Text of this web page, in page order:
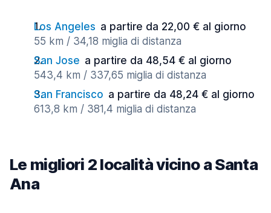
Los Angeles a partire da 22,00 € al giorno
55 km / 34,18 miglia di distanza
San Jose a partire da 48,54 € al giorno
543,4 km / 337,65 miglia di distanza
San Francisco a partire da 48,24 € al giorno
613,8 km / 381,4 miglia di distanza
Le migliori 2 località vicino a Santa
Ana